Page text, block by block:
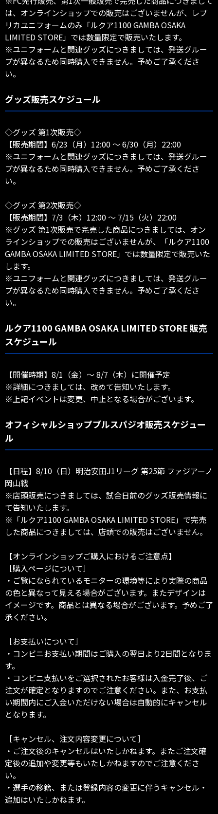
は、オンラインショップでの販売はございませんが、レプ
リカユニフォームのみ「ルクア1100 GAMBA OSAKA
LIMITED STORE」では数量限定で販売いたします。
※ユニフォームと関連グッズにつきましては、発送グルー
プが異なるため同時購入できません。予めご了承くださ
い。
グッズ販売スケジュール
◇グッズ 第1次販売◇
【販売期間】6/23（月）12:00 ～ 6/30（月）22:00
※ユニフォームと関連グッズにつきましては、発送グルー
プが異なるため同時購入できません。予めご了承くださ
い。
◇グッズ 第2次販売◇
【販売期間】7/3（木）12:00 ～ 7/15（火）22:00
※グッズ 第1次販売で完売した商品につきましては、オン
ラインショップでの販売はございませんが、「ルクア1100
GAMBA OSAKA LIMITED STORE」では数量限定で販売いた
します。
※ユニフォームと関連グッズにつきましては、発送グルー
プが異なるため同時購入できません。予めご了承くださ
い。
ルクア1100 GAMBA OSAKA LIMITED STORE 販売
スケジュール
【開催時期】8/1（金）～ 8/7（木）に開催予定
※詳細につきましては、改めて告知いたします。
※上記イベントは変更、中止となる場合がございます。
オフィシャルショップブルスパジオ販売スケジュー
ル
【日程】8/10（日）明治安田J1リーグ 第25節 ファジアーノ
岡山戦
※店頭販売につきましては、試合日前のグッズ販売情報に
て告知いたします。
※「ルクア1100 GAMBA OSAKA LIMITED STORE」で完売
した商品につきましては、店頭での販売はございません。
【オンラインショップご購入におけるご注意点】
［購入ページについて］
・ご覧になられているモニターの環境等により実際の商品
の色と異なって見える場合がございます。またデザインは
イメージです。商品とは異なる場合がございます。予めご了
承ください。
［お支払いについて］
・コンビニお支払い期間はご購入の翌日より2日間となりま
す。
・コンビニ支払いをご選択されたお客様は入金完了後、ご
注文が確定となりますのでご注意ください。また、お支払
い期間内にご入金いただけない場合は自動的にキャンセル
となります。
［キャンセル、注文内容変更について］
・ご注文後のキャンセルはいたしかねます。またご注文確
定後の追加や変更等もいたしかねますのでご注意くださ
い。
・選手の移籍、または登録内容の変更に伴うキャンセル・
追加はいたしかねます。